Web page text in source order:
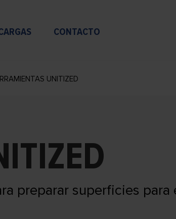
CONTACTO
UNITIZED
preparar superficies para